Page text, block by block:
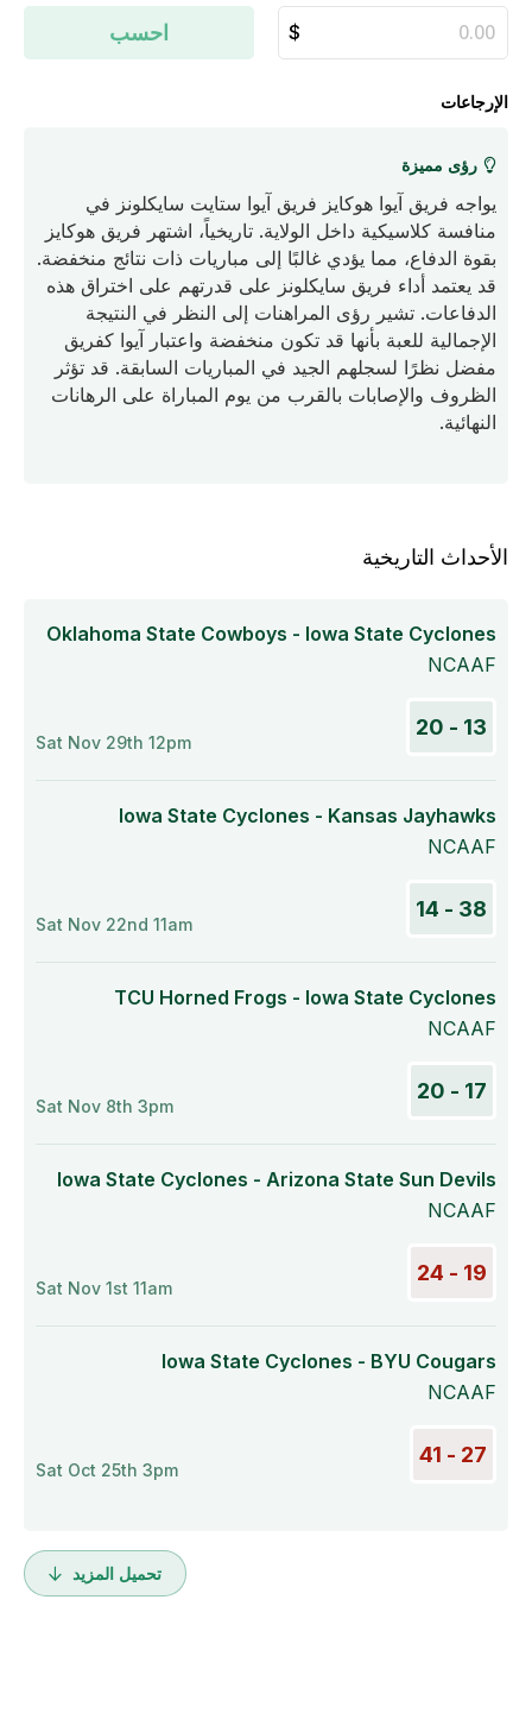
احسب
الإرجاعات
رؤى مميزة
يواجه فريق آيوا هوكايز فريق آيوا ستايت سايكلونز في
منافسة كلاسيكية داخل الولاية. تاريخياً، اشتهر فريق هوكايز
بقوة الدفاع، مما يؤدي غالبًا إلى مباريات ذات نتائج منخفضة.
قد يعتمد أداء فريق سايكلونز على قدرتهم على اختراق هذه
الدفاعات. تشير رؤى المراهنات إلى النظر في النتيجة
الإجمالية للعبة بأنها قد تكون منخفضة واعتبار آيوا كفريق
مفضل نظرًا لسجلهم الجيد في المباريات السابقة. قد تؤثر
الظروف والإصابات بالقرب من يوم المباراة على الرهانات
النهائية.
الأحداث التاريخية
Oklahoma State Cowboys - Iowa State Cyclones
NCAAF
13 - 20
Sat Nov 29th 12pm
Iowa State Cyclones - Kansas Jayhawks
NCAAF
38 - 14
Sat Nov 22nd 11am
TCU Horned Frogs - Iowa State Cyclones
NCAAF
17 - 20
Sat Nov 8th 3pm
Iowa State Cyclones - Arizona State Sun Devils
NCAAF
19 - 24
Sat Nov 1st 11am
Iowa State Cyclones - BYU Cougars
NCAAF
27 - 41
Sat Oct 25th 3pm
تحميل المزيد